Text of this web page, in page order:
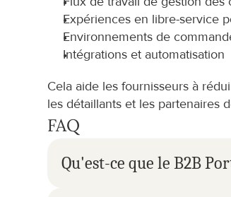
Expériences en libre-service
Environnements de
Intégrations et automatisation
Cela aide les fournisseurs à
les détaillants et les partenaires
FAQ
Qu'est-ce que le B2B